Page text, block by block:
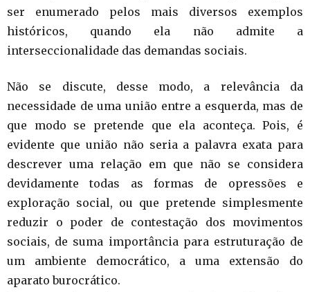
ser enumerado pelos mais diversos exemplos
históricos, quando ela não admite a
interseccionalidade das demandas sociais.
Não se discute, desse modo, a relevância da
necessidade de uma união entre a esquerda, mas de
que modo se pretende que ela aconteça. Pois, é
evidente que união não seria a palavra exata para
descrever uma relação em que não se considera
devidamente todas as formas de opressões e
exploração social, ou que pretende simplesmente
reduzir o poder de contestação dos movimentos
sociais, de suma importância para estruturação de
um ambiente democrático, a uma extensão do
aparato burocrático.